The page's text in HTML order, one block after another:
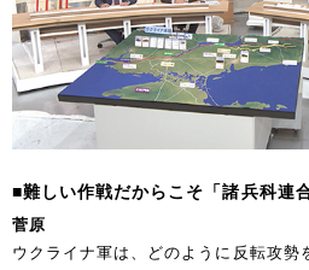
■難しい作戦だからこそ「諸兵科連
菅原
ウクライナ軍は、どのように反転攻勢